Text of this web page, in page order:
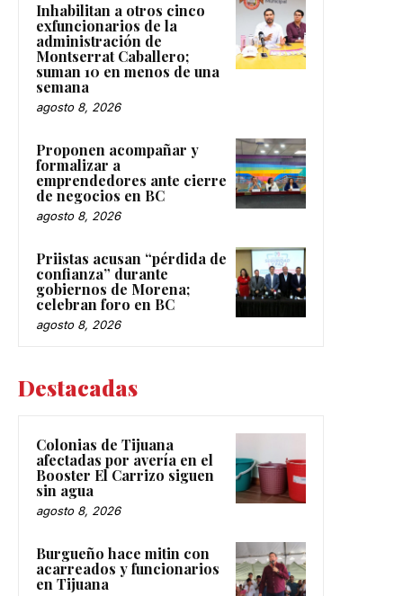
Inhabilitan a otros cinco
exfuncionarios de la
administración de
Montserrat Caballero;
suman 10 en menos de una
semana
agosto 8, 2026
Proponen acompañar y
formalizar a
emprendedores ante cierre
de negocios en BC
agosto 8, 2026
Priistas acusan “pérdida de
confianza” durante
gobiernos de Morena;
celebran foro en BC
agosto 8, 2026
Destacadas
Colonias de Tijuana
afectadas por avería en el
Booster El Carrizo siguen
sin agua
agosto 8, 2026
Burgueño hace mitin con
acarreados y funcionarios
en Tijuana